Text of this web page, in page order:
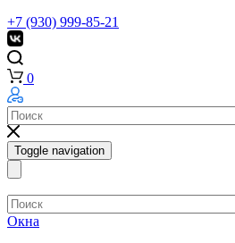
+7 (930) 999-85-21
0
Toggle navigation
Окна